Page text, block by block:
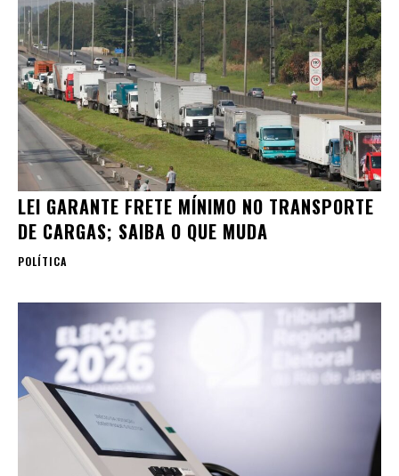
LEI GARANTE FRETE MÍNIMO NO TRANSPORTE
DE CARGAS; SAIBA O QUE MUDA
POLÍTICA